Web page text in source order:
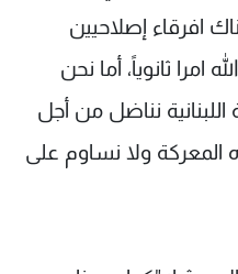
افرقاء إصلاحيين
ثانوياً، أما نحن
نناضل من أجل
ولا نساوم على